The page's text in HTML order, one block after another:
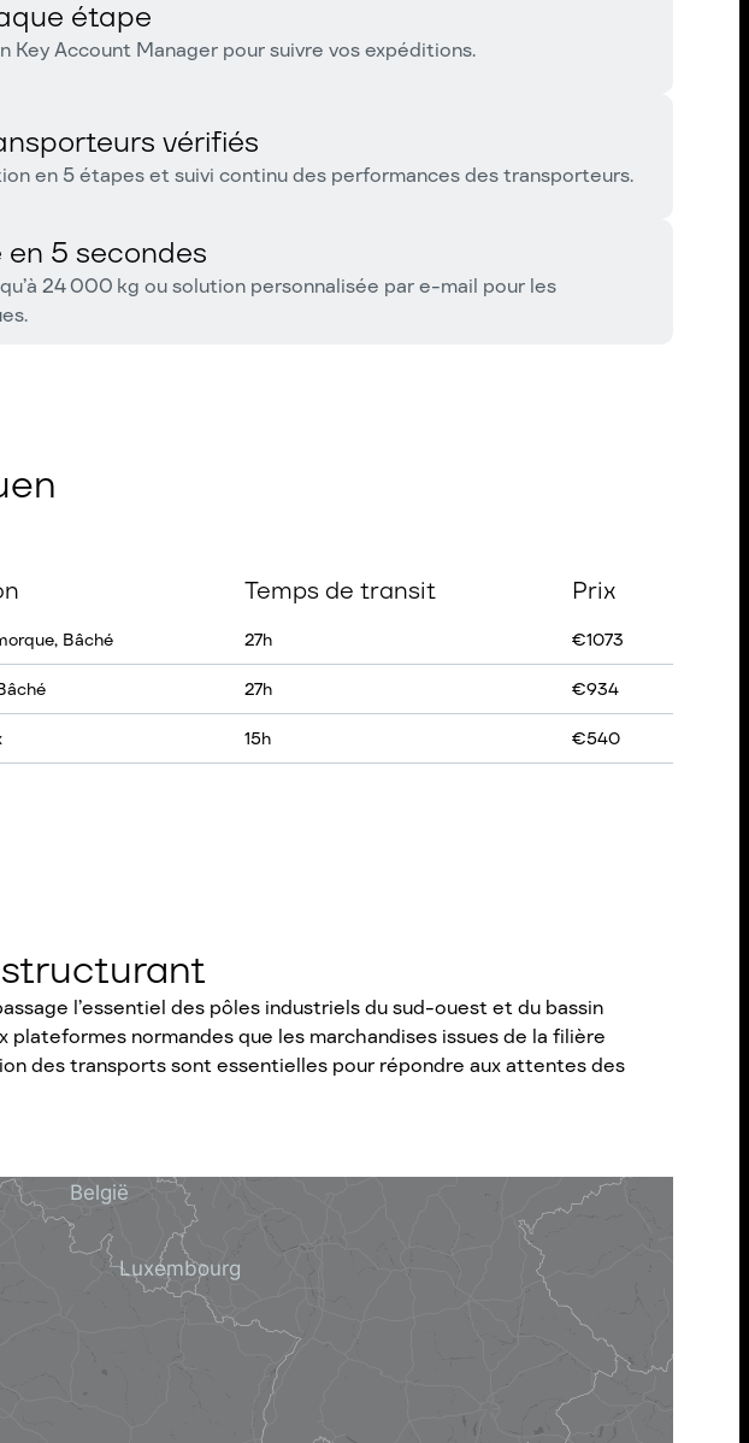
étape
Key Account Manager pour suivre vos expéditions.
vérifiés
en 5 étapes et suivi continu des performances des transporteurs.
en 5 secondes
24 000 kg ou solution personnalisée par e-mail pour les
Temps de transit Prix
Bâché 27h €1073
27h €934
15h €540
structurant
l’essentiel des pôles industriels du sud-ouest et du bassin
normandes que les marchandises issues de la filière
des transports sont essentielles pour répondre aux attentes des